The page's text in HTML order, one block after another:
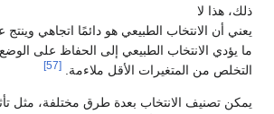
ذلك، هذا لا
يعني أن الانتخاب الطبيعي هو دائمًا اتجاهي وينتج
ما يؤدي الانتخاب الطبيعي إلى الحفاظ على
التخلص من المتغيرات الأقل ملاءمة.
[57]
يمكن تصنيف الانتخاب بعدة طرق مختلفة، مثل